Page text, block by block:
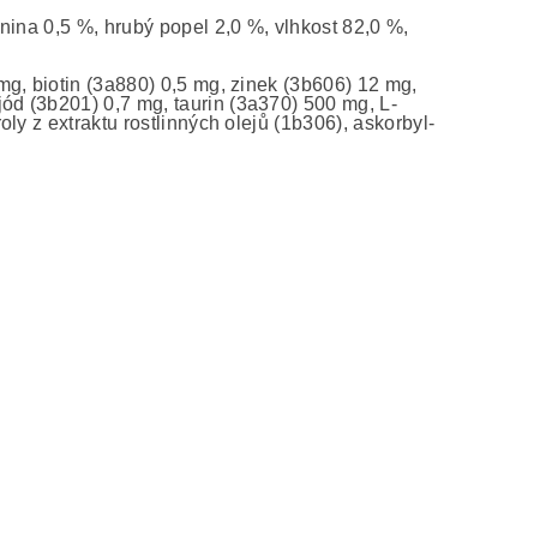
0,5 %, hrubý popel 2,0 %, vlhkost 82,0 %,
biotin (3a880) 0,5 mg, zinek (3b606) 12 mg,
(3b201) 0,7 mg, taurin (3a370) 500 mg, L-
z extraktu rostlinných olejů (1b306), askorbyl-